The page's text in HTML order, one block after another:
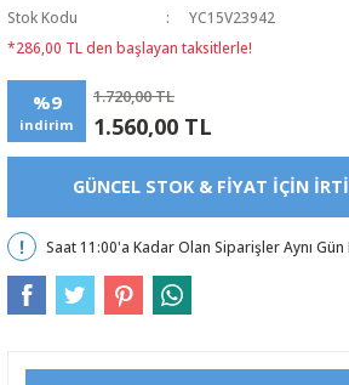
Stok Kodu
YC15V23942
*286,00 TL den başlayan taksitlerle!
%9
indirim
1.720,00 TL
1.560,00 TL
GÜNCEL STOK & FIYAT IÇIN
Saat 11:00'a Kadar Olan Siparişler Aynı